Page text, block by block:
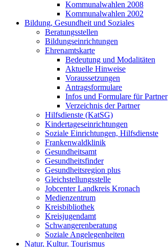
Kommunalwahlen 2008
Kommunalwahlen 2002
Bildung, Gesundheit und Soziales
Beratungsstellen
Bildungseinrichtungen
Ehrenamtskarte
Bedeutung und Modalitäten
Aktuelle Hinweise
Voraussetzungen
Antragsformulare
Infos und Formulare für Partner
Verzeichnis der Partner
Hilfsdienste (KatSG)
Kindertageseinrichtungen
Soziale Einrichtungen, Hilfsdienste
Frankenwaldklinik
Gesundheitsamt
Gesundheitsfinder
Gesundheitsregion plus
Gleichstellungsstelle
Jobcenter Landkreis Kronach
Medienzentrum
Kreisbibliothek
Kreisjugendamt
Schwangerenberatung
Soziale Angelegenheiten
Natur, Kultur, Tourismus